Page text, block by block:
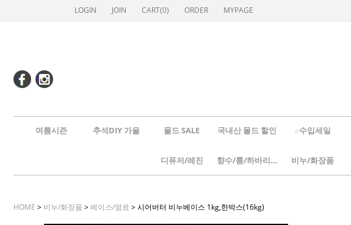
LOGIN JOIN CART(0) ORDER MYPAGE
여름시즌 추석DIY 가을 몰드 SALE 국내산 몰드 할인 ☆수입세일
디퓨저/레진 향수/룸/하바리움 비누/화장품
HOME > 비누/화장품 >베이스/염료 > 시어버터 비누베이스 1kg,한박스(16kg)